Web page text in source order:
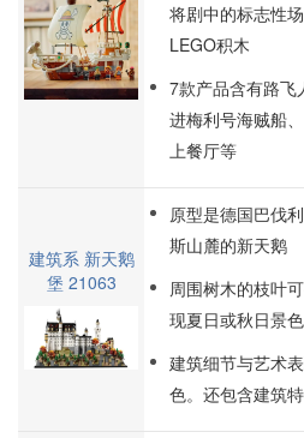
将剧中的标志性
LEGO积木
7款产品含有路飞
进梅利号海贼船
上餐厅等
建筑系 新天鹅
堡 21063
原型是德国巴伐
斯山麓的新天鹅
周围树木的枝叶
现夏日或秋日景色
建筑细节与艺术
色。还包含建筑